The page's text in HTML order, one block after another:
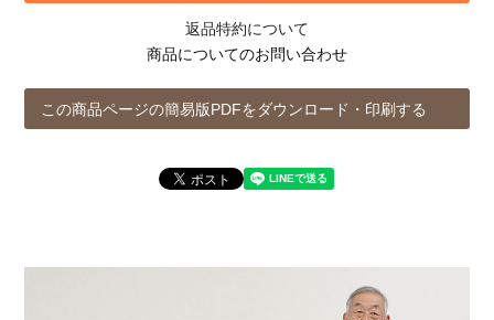
返品特約について
商品についてのお問い合わせ
この商品ページの簡易版PDFをダウンロード・印刷する